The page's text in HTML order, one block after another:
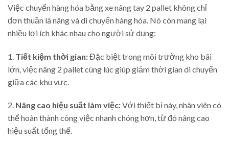
Việc chuyển hàng hóa bằng xe nâng tay 2 pallet không chỉ
đơn thuần là nâng và di chuyển hàng hóa. Nó còn mang lại
nhiều lợi ích khác nhau cho người sử dụng:
1. Tiết kiệm thời gian:Đặc biệt trong môi trường kho bãi
lớn, việc nâng 2 pallet cùng lúc giúp giảm thời gian di chuyển
giữa các khu vực.
2. Nâng cao hiệu suất làm việc:Với thiết bị này, nhân viên có
thể hoàn thành công việc nhanh chóng hơn, từ đó nâng cao
hiệu suất tổng thể.